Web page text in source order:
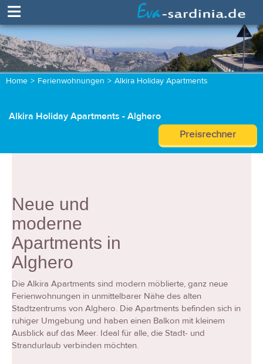
≡
Home > Ferienwohnungen > Alkira Holiday Apartments
Alkira Holiday Apartments - Alghero
Preisrechner
Neue und
moderne
Apartments in
Alghero
Die Alkira Apartments sind modern möblierte, ganz neue
Ferienwohnungen in unmittelbarer Nähe des alten
Stadtzentrums von Alghero. Die Apartments befinden sich in
ruhiger Umgebung und haben einen Balkon mit kleinem
Ausblick auf das Meer. Ideal für alle, die Stadt- und
Strandurlaub verbinden möchten.